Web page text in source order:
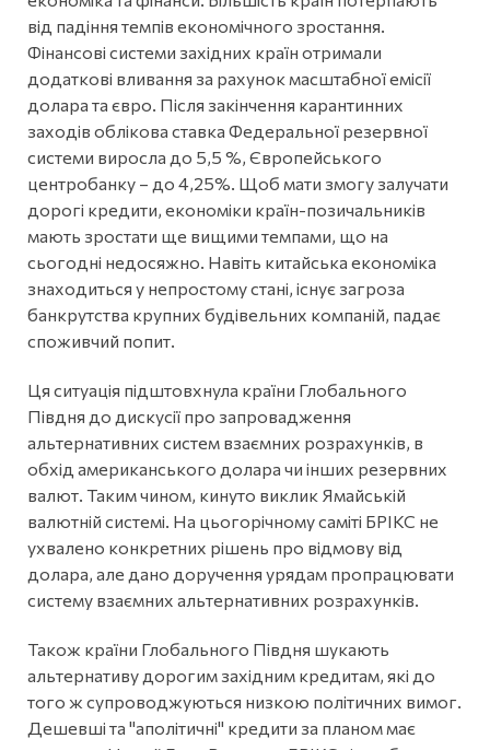
від падіння темпів економічного зростання.
Фінансові системи західних країн отримали
додаткові вливання за рахунок масштабної емісії
долара та євро. Після закінчення карантинних
заходів облікова ставка Федеральної резервної
системи виросла до 5,5 %, Європейського
центробанку – до 4,25%. Щоб мати змогу залучати
дорогі кредити, економіки країн-позичальників
мають зростати ще вищими темпами, що на
сьогодні недосяжно. Навіть китайська економіка
знаходиться у непростому стані, існує загроза
банкрутства крупних будівельних компаній, падає
споживчий попит.
Ця ситуація підштовхнула країни Глобального
Півдня до дискусії про запровадження
альтернативних систем взаємних розрахунків, в
обхід американського долара чи інших резервних
валют. Таким чином, кинуто виклик Ямайській
валютній системі. На цьогорічному саміті БРІКС не
ухвалено конкретних рішень про відмову від
долара, але дано доручення урядам пропрацювати
систему взаємних альтернативних розрахунків.
Також країни Глобального Півдня шукають
альтернативу дорогим західним кредитам, які до
того ж супроводжуються низкою політичних вимог.
Дешевші та "аполітичні" кредити за планом має